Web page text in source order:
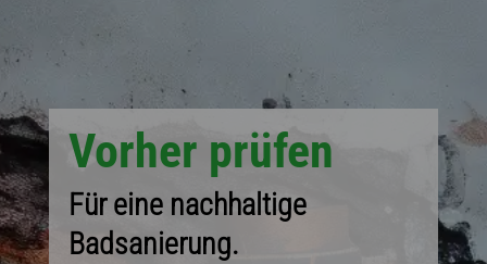
Vorher prüfen
Für eine nachhaltige
Badsanierung.